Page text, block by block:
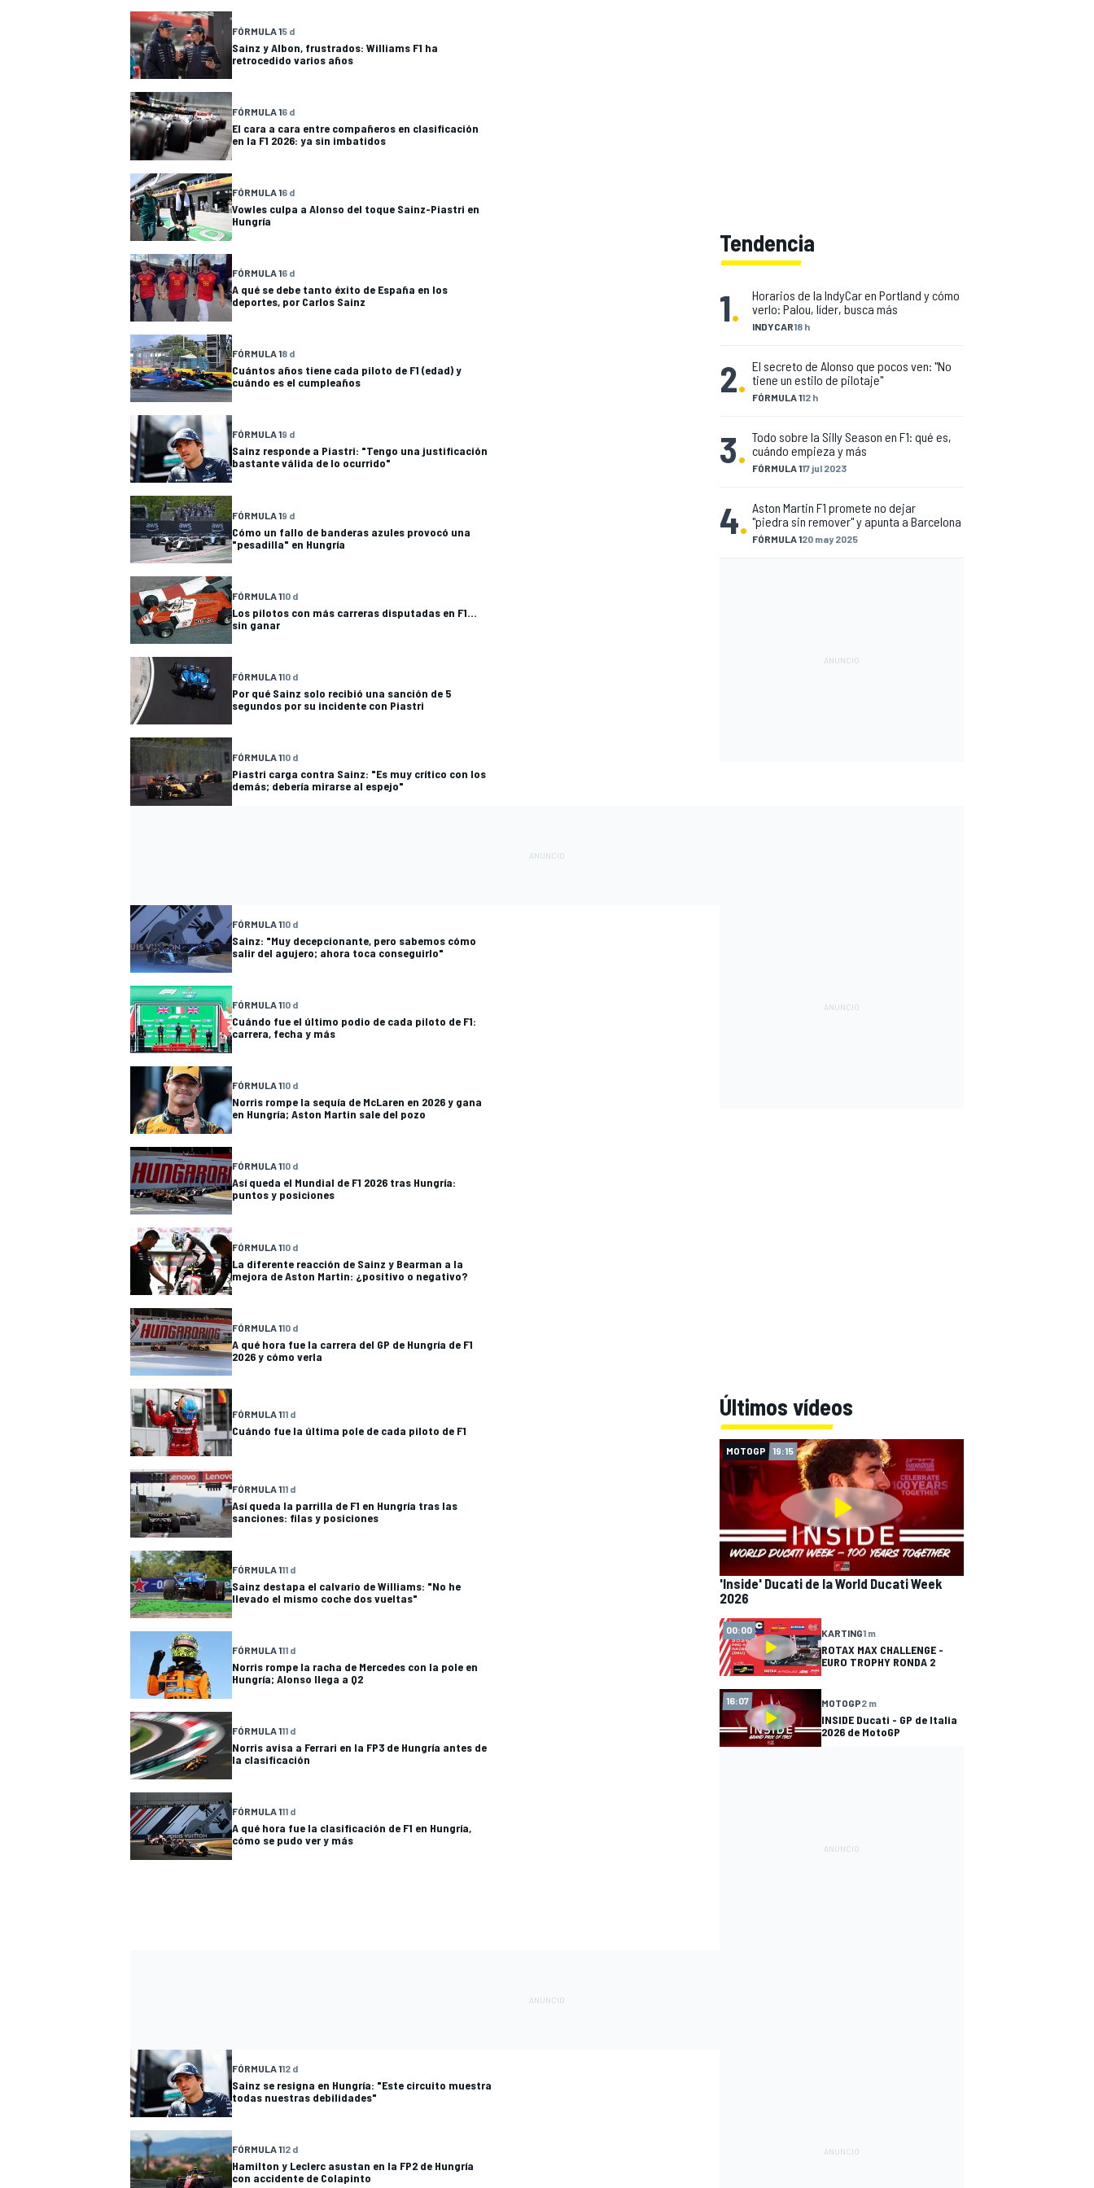
MÁS CATEGORÍAS
FÓRMULA 15 d
Sainz y Albon, frustrados: Williams F1 ha
retrocedido varios años
FÓRMULA 16 d
El cara a cara entre compañeros en clasificación
en la F1 2026: ya sin imbatidos
FÓRMULA 16 d
Vowles culpa a Alonso del toque Sainz-Piastri en
Hungría
FÓRMULA 16 d
A qué se debe tanto éxito de España en los
deportes, por Carlos Sainz
FÓRMULA 18 d
Cuántos años tiene cada piloto de F1 (edad) y
cuándo es el cumpleaños
FÓRMULA 19 d
Sainz responde a Piastri: "Tengo una justificación
bastante válida de lo ocurrido"
FÓRMULA 19 d
Cómo un fallo de banderas azules provocó una
"pesadilla" en Hungría
FÓRMULA 110 d
Los pilotos con más carreras disputadas en F1...
sin ganar
FÓRMULA 110 d
Por qué Sainz solo recibió una sanción de 5
segundos por su incidente con Piastri
FÓRMULA 110 d
Piastri carga contra Sainz: "Es muy crítico con los
demás; debería mirarse al espejo"
Tendencia
1. INDYCAR18 h
Horarios de la IndyCar en Portland y cómo
verlo: Palou, líder, busca más
2. FÓRMULA 112 h
El secreto de Alonso que pocos ven: "No
tiene un estilo de pilotaje"
3. FÓRMULA 117 jul 2023
Todo sobre la Silly Season en F1: qué es,
cuándo empieza y más
4. FÓRMULA 120 may 2025
Aston Martin F1 promete no dejar
"piedra sin remover" y apunta a Barcelona
FÓRMULA 110 d
Sainz: "Muy decepcionante, pero sabemos cómo
salir del agujero; ahora toca conseguirlo"
FÓRMULA 110 d
Cuándo fue el último podio de cada piloto de F1:
carrera, fecha y más
FÓRMULA 110 d
Norris rompe la sequía de McLaren en 2026 y gana
en Hungría; Aston Martin sale del pozo
FÓRMULA 110 d
Así queda el Mundial de F1 2026 tras Hungría:
puntos y posiciones
FÓRMULA 110 d
La diferente reacción de Sainz y Bearman a la
mejora de Aston Martin: ¿positivo o negativo?
FÓRMULA 110 d
A qué hora fue la carrera del GP de Hungría de F1
2026 y cómo verla
FÓRMULA 111 d
Cuándo fue la última pole de cada piloto de F1
FÓRMULA 111 d
Así queda la parrilla de F1 en Hungría tras las
sanciones: filas y posiciones
FÓRMULA 111 d
Sainz destapa el calvario de Williams: "No he
llevado el mismo coche dos vueltas"
FÓRMULA 111 d
Norris rompe la racha de Mercedes con la pole en
Hungría; Alonso llega a Q2
FÓRMULA 111 d
Norris avisa a Ferrari en la FP3 de Hungría antes de
la clasificación
FÓRMULA 111 d
A qué hora fue la clasificación de F1 en Hungría,
cómo se pudo ver y más
Últimos vídeos
MOTOGP 19:15
'Inside' Ducati de la World Ducati Week
2026
00:00 KARTING1 m
ROTAX MAX CHALLENGE -
EURO TROPHY RONDA 2
16:07 MOTOGP2 m
INSIDE Ducati - GP de Italia
2026 de MotoGP
FÓRMULA 112 d
Sainz se resigna en Hungría: "Este circuito muestra
todas nuestras debilidades"
FÓRMULA 112 d
Hamilton y Leclerc asustan en la FP2 de Hungría
con accidente de Colapinto